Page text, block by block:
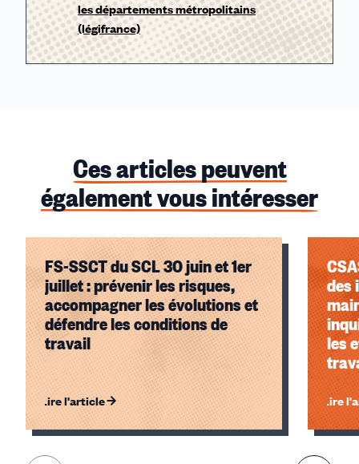
les départements métropolitains
(légifrance)
Ces articles peuvent
également vous intéresser
FS-SSCT du SCL 30 juin et 1er
juillet : prévenir les risques,
accompagner les évolutions et
défendre les conditions de
travail
Lire l'article
des
les
Lire